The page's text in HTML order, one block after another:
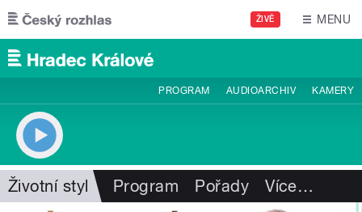
Přejít k hlavnímu obsahu
ŽIVĚ MENU
PROGRAM AUDIOARCHIV KAMERY
Životní styl Program Pořady Více…